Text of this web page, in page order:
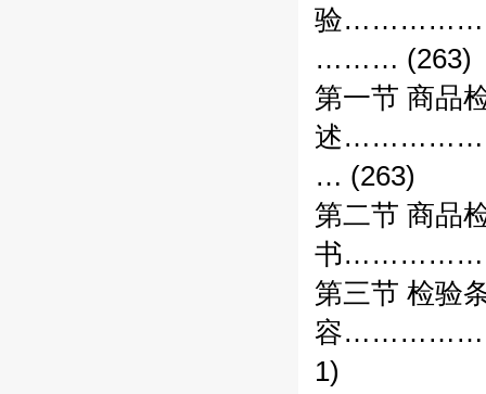
验
……… (263)
第一节 商品
述
… (263)
第二节 商品
书
第三节 检验
容
1)